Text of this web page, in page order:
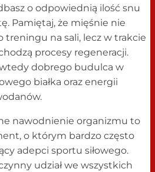
o odpowiednią ilość snu
Pamiętaj, że mięśnie nie
treningu na sali, lecz w trakcie
procesy regeneracji.
dobrego budulca w
białka oraz energii
nawodnienie organizmu to
o którym bardzo często
adepci sportu siłowego.
udział we wszystkich